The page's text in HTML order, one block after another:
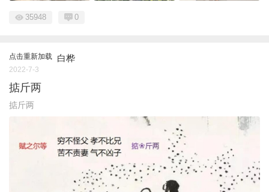
35948 0
点击重新加载 白桦
2022-7-3
掂斤两
掂斤两